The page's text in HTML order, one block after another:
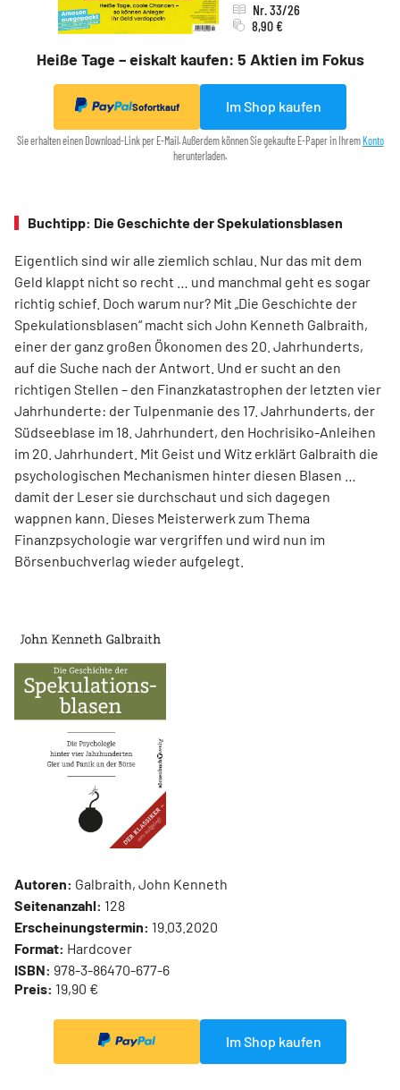
Heiße Tage – eiskalt kaufen: 5 Aktien im Fokus
Nr. 33/26
8,90 €
Sofortkauf Im Shop kaufen
Sie erhalten einen Download-Link per E-Mail. Außerdem können Sie gekaufte E-Paper in IhremKonto
herunterladen.
Buchtipp: Die Geschichte der Spekulationsblasen
Eigentlich sind wir alle ziemlich schlau. Nur das mit dem
Geld klappt nicht so recht … und manchmal geht es sogar
richtig schief. Doch warum nur? Mit „Die Geschichte der
Spekulationsblasen“ macht sich John Kenneth Galbraith,
einer der ganz großen Ökonomen des 20. Jahrhunderts,
auf die Suche nach der Antwort. Und er sucht an den
richtigen Stellen – den Finanz­katas­trophen der letzten vier
Jahrhunderte: der Tulpenmanie des 17. Jahrhunderts, der
Südseeblase im 18. Jahrhundert, den Hochrisiko-Anleihen
im 20. Jahrhundert. Mit Geist und Witz erklärt Gal­braith die
psychologischen Mechanismen hinter diesen Blasen …
damit der Leser sie durchschaut und sich dagegen
wappnen kann. Dieses Meisterwerk zum Thema
Finanzpsychologie war vergriffen und wird nun im
Börsenbuchverlag wieder aufgelegt.
Autoren: Galbraith, John Kenneth
Seitenanzahl: 128
Erscheinungstermin: 19.03.2020
Format: Hardcover
ISBN: 978-3-86470-677-6
Preis: 19,90 €
Im Shop kaufen